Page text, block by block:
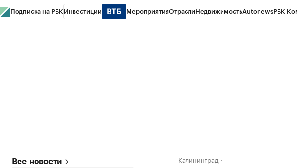
Подписка на РБК Инвестиции МероприятияОтраслиНедвижимостьAutonewsРБК
Все новости Калининград